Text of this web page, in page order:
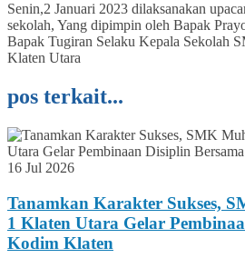
Senin,2 Januari 2023 dilaksanakan
sekolah, Yang dipimpin oleh Bapak
Bapak Tugiran Selaku Kepala Sekolah
Klaten Utara
pos terkait...
16 Jul 2026
Tanamkan Karakter Sukses,
1 Klaten Utara Gelar
Kodim Klaten